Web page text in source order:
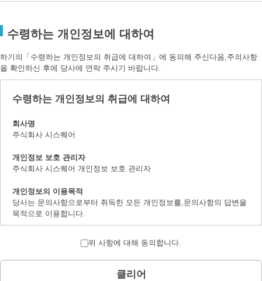
수령하는 개인정보에 대하여
하기의「수령하는 개인정보의 취급에 대하여」에 동의해 주신다음,주의사항
을 확인하신 후에 당사에 연락 주시기 바랍니다.
수령하는 개인정보의 취급에 대하여
회사명
주식회사 시스퀘어
개인정보 보호 관리자
주식회사 시스퀘어 개인정보 보호 관리자
개인정보의 이용목적
당사는 문의사항으로부터 취득한 모든 개인정보를,문의사항의 답변을
목적으로 이용합니다.
취득한 개인정보는 법률상에서 허가받은 경우를 제하고서,본인의 양해
를 구하지 않은채로 제삼자에 제공하지 않습니다.
위 사항에 대해 동의합니다.
클리어